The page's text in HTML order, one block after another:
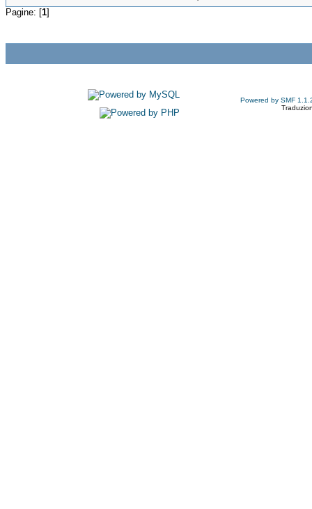
Pagine: [1]
Powered by SMF